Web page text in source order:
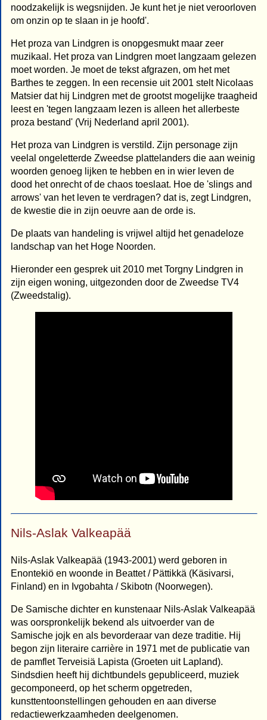
noodzakelijk is wegsnijden. Je kunt het je niet veroorloven
om onzin op te slaan in je hoofd'.
Het proza van Lindgren is onopgesmukt maar zeer
muzikaal. Het proza van Lindgren moet langzaam gelezen
moet worden. Je moet de tekst afgrazen, om het met
Barthes te zeggen. In een recensie uit 2001 stelt Nicolaas
Matsier dat hij Lindgren met de grootst mogelijke traagheid
leest en 'tegen langzaam lezen is alleen het allerbeste
proza bestand' (Vrij Nederland april 2001).
Het proza van Lindgren is verstild. Zijn personage zijn
veelal ongeletterde Zweedse plattelanders die aan weinig
woorden genoeg lijken te hebben en in wier leven de
dood het onrecht of de chaos toeslaat. Hoe de 'slings and
arrows' van het leven te verdragen? dat is, zegt Lindgren,
de kwestie die in zijn oeuvre aan de orde is.
De plaats van handeling is vrijwel altijd het genadeloze
landschap van het Hoge Noorden.
Hieronder een gesprek uit 2010 met Torgny Lindgren in
zijn eigen woning, uitgezonden door de Zweedse TV4
(Zweedstalig).
Nils-Aslak Valkeapää
Nils-Aslak Valkeapää (1943-2001) werd geboren in
Enontekiö en woonde in Beattet / Pättikkä (Käsivarsi,
Finland) en in Ivgobahta / Skibotn (Noorwegen).
De Samische dichter en kunstenaar Nils-Aslak Valkeapää
was oorspronkelijk bekend als uitvoerder van de
Samische jojk en als bevorderaar van deze traditie. Hij
begon zijn literaire carrière in 1971 met de publicatie van
de pamflet Terveisiä Lapista (Groeten uit Lapland).
Sindsdien heeft hij dichtbundels gepubliceerd, muziek
gecomponeerd, op het scherm opgetreden,
kunsttentoonstellingen gehouden en aan diverse
redactiewerkzaamheden deelgenomen.